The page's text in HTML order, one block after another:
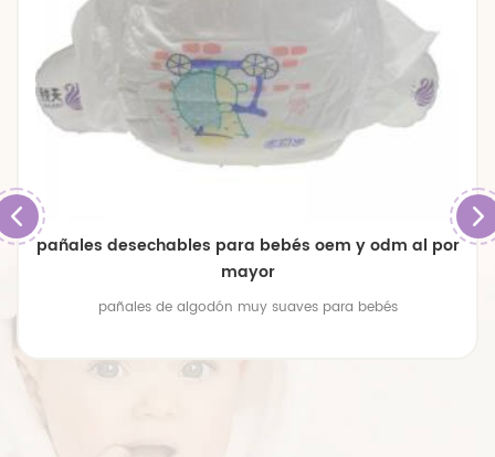
pañales desechables para bebés oem y odm al por
mayor
pañales de algodón muy suaves para bebés